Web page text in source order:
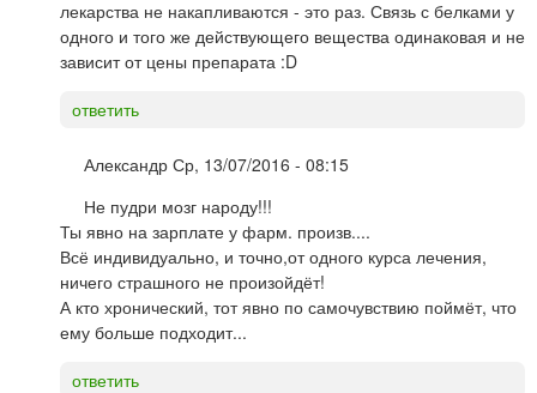
лекарства не накапливаются - это раз. Связь с белками у
одного и того же действующего вещества одинаковая и не
зависит от цены препарата :D
ответить
Александр Ср, 13/07/2016 - 08:15
Не пудри мозг народу!!!
Ты явно на зарплате у фарм. произв....
Всё индивидуально, и точно,от одного курса лечения,
ничего страшного не произойдёт!
А кто хронический, тот явно по самочувствию поймёт, что
ему больше подходит...
ответить